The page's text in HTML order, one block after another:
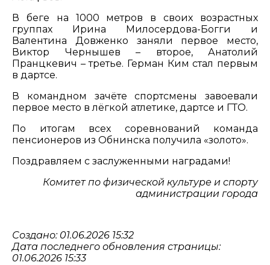
В беге на 1000 метров в своих возрастных
группах Ирина Милосердова-Богги и
Валентина Довженко заняли первое место,
Виктор Чернышев – второе, Анатолий
Пранцкевич – третье. Герман Ким стал первым
в дартсе.
В командном зачёте спортсмены завоевали
первое место в лёгкой атлетике, дартсе и ГТО.
По итогам всех соревнований команда
пенсионеров из Обнинска получила «золото».
Поздравляем с заслуженными наградами!
Комитет по физической культуре и спорту
администрации города
Создано: 01.06.2026 15:32
Дата последнего обновления страницы:
01.06.2026 15:33